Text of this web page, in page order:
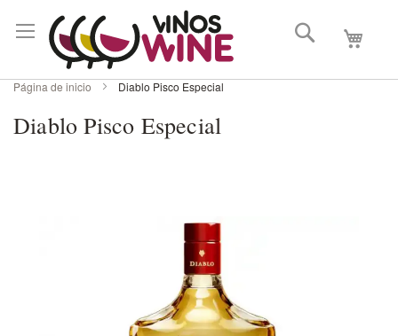
Mi
Buscar
Página de inicio Diablo Pisco Especial
Diablo Pisco Especial